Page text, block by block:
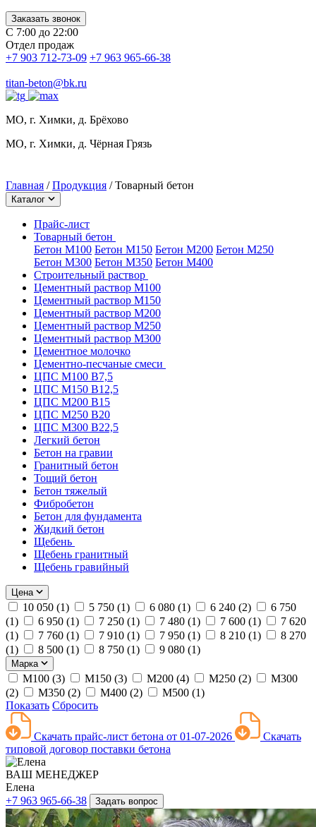
Заказать звонок
С 7:00 до 22:00
Отдел продаж
+7 903 712-73-09 +7 963 965-66-38
titan-beton@bk.ru
МО, г. Химки, д. Брёхово
МО, г. Химки, д. Чёрная Грязь
Главная /Продукция /Товарный бетон
Каталог
Прайс-лист
Товарный бетон
Бетон М100 Бетон М150 Бетон М200 Бетон М250
Бетон М300 Бетон М350 Бетон М400
Строительный раствор
Цементный раствор М100
Цементный раствор М150
Цементный раствор М200
Цементный раствор М250
Цементный раствор М300
Цементное молочко
Цементно-песчаные смеси
ЦПС М100 B7,5
ЦПС М150 B12,5
ЦПС М200 B15
ЦПС М250 B20
ЦПС М300 B22,5
Легкий бетон
Бетон на гравии
Гранитный бетон
Тощий бетон
Бетон тяжелый
Фибробетон
Бетон для фундамента
Жидкий бетон
Щебень
Щебень гранитный
Щебень гравийный
Цена
10 050 (1) 5 750 (1) 6 080 (1) 6 240 (2)
6 750
(1) 6 950 (1) 7 250 (1) 7 480 (1) 7 600 (1)
7 620
(1) 7 760 (1) 7 910 (1) 7 950 (1) 8 210 (1)
8 270
(1) 8 500 (1) 8 750 (1) 9 080 (1)
Марка
М100 (3) М150 (3) М200 (4) М250 (2)
М300
(2) М350 (2) М400 (2) М500 (1)
Показать Сбросить
Скачать прайс-лист бетона от 01-07-2026
Скачать
типовой договор поставки бетона
ВАШ МЕНЕДЖЕР
Елена
+7 963 965-66-38
Задать вопрос